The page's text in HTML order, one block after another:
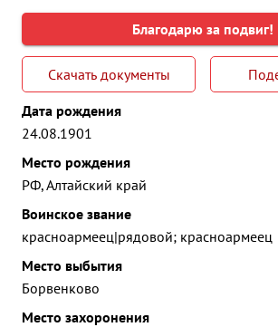
Благодарю за подвиг!
Скачать документы
Дата рождения
24.08.1901
Место рождения
РФ, Алтайский край
Воинское звание
красноармеец|рядовой; красноармеец
Место выбытия
Борвенково
Место захоронения